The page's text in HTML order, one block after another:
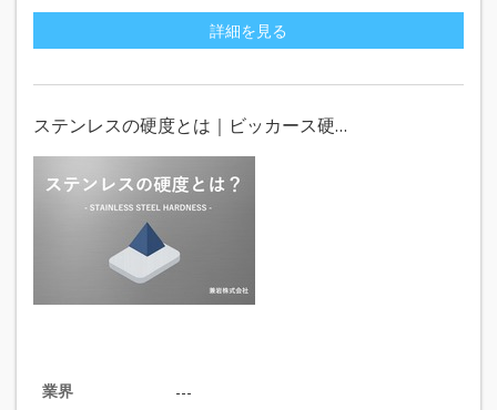
詳細を見る
ステンレスの硬度とは｜ビッカース硬…
業界
---